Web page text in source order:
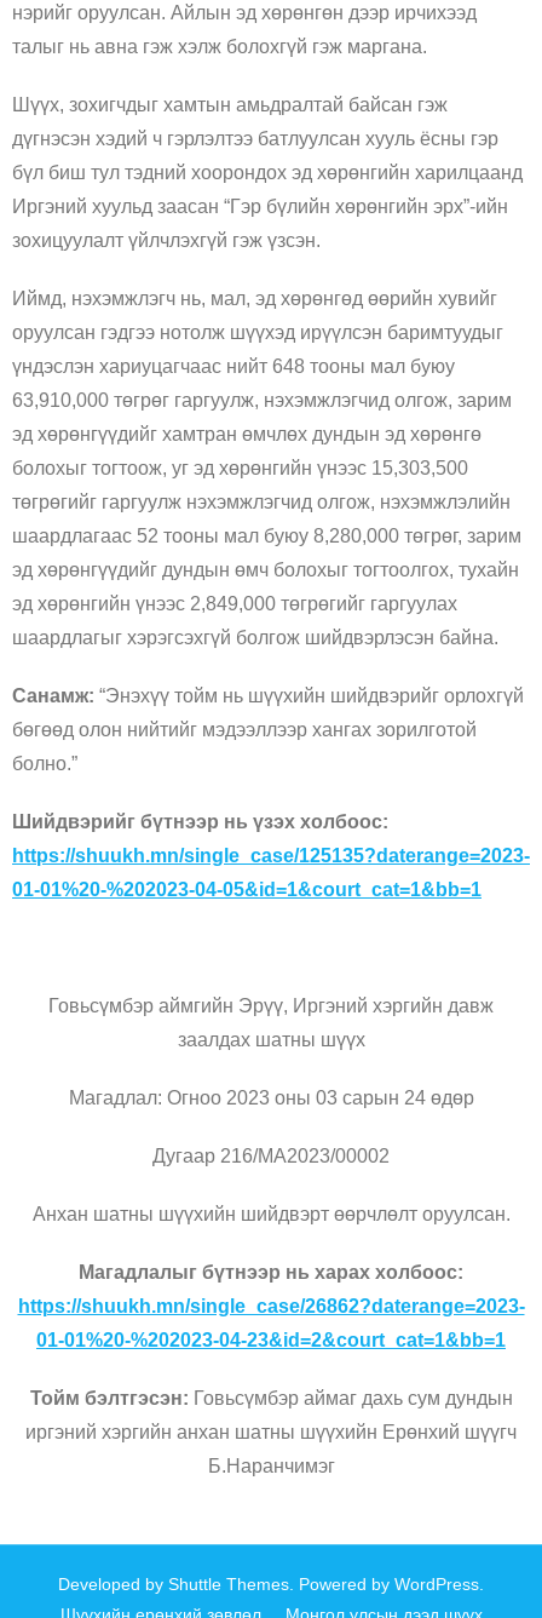
нэрийг оруулсан. Айлын эд хөрөнгөн дээр ирчихээд
талыг нь авна гэж хэлж болохгүй гэж маргана.
Шүүх, зохигчдыг хамтын амьдралтай байсан гэж
дүгнэсэн хэдий ч гэрлэлтээ батлуулсан хууль ёсны гэр
бүл биш тул тэдний хоорондох эд хөрөнгийн харилцаанд
Иргэний хуульд заасан “Гэр бүлийн хөрөнгийн эрх”-ийн
зохицуулалт үйлчлэхгүй гэж үзсэн.
Иймд, нэхэмжлэгч нь, мал, эд хөрөнгөд өөрийн хувийг
оруулсан гэдгээ нотолж шүүхэд ирүүлсэн баримтуудыг
үндэслэн хариуцагчаас нийт 648 тооны мал буюу
63,910,000 төгрөг гаргуулж, нэхэмжлэгчид олгож, зарим
эд хөрөнгүүдийг хамтран өмчлөх дундын эд хөрөнгө
болохыг тогтоож, уг эд хөрөнгийн үнээс 15,303,500
төгрөгийг гаргуулж нэхэмжлэгчид олгож, нэхэмжлэлийн
шаардлагаас 52 тооны мал буюу 8,280,000 төгрөг, зарим
эд хөрөнгүүдийг дундын өмч болохыг тогтоолгох, тухайн
эд хөрөнгийн үнээс 2,849,000 төгрөгийг гаргуулах
шаардлагыг хэрэгсэхгүй болгож шийдвэрлэсэн байна.
Санамж: “Энэхүү тойм нь шүүхийн шийдвэрийг орлохгүй
бөгөөд олон нийтийг мэдээллээр хангах зорилготой
болно.”
Шийдвэрийг бүтнээр нь үзэх холбоос:
https://shuukh.mn/single_case/125135?daterange=2023-
01-01%20-%202023-04-05&id=1&court_cat=1&bb=1
Говьсүмбэр аймгийн Эрүү, Иргэний хэргийн давж
заалдах шатны шүүх
Магадлал: Огноо 2023 оны 03 сарын 24 өдөр
Дугаар 216/МА2023/00002
Анхан шатны шүүхийн шийдвэрт өөрчлөлт оруулсан.
Магадлалыг бүтнээр нь харах холбоос:
https://shuukh.mn/single_case/26862?daterange=2023-
01-01%20-%202023-04-23&id=2&court_cat=1&bb=1
Тойм бэлтгэсэн: Говьсүмбэр аймаг дахь сум дундын
иргэний хэргийн анхан шатны шүүхийн Ерөнхий шүүгч
Б.Наранчимэг
Developed by Shuttle Themes . Powered by WordPress
Шүүхийн ерөнхий зөвлөл
Монгол улсын дээд шүүх